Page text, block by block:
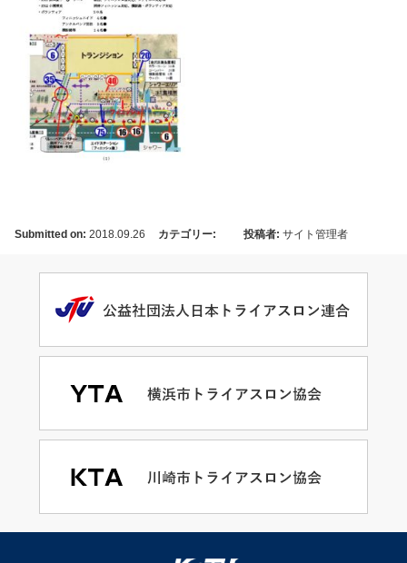
Submitted on: 2018.09.26 カテゴリー: 投稿者: サイト管理者